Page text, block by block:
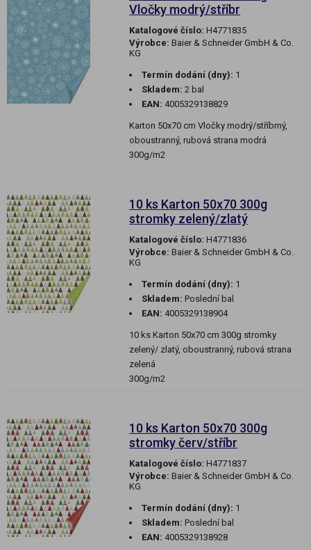
Vločky modrý/stříbr
Katalogové číslo: H4771835
Výrobce: Baier & Schneider GmbH & Co.
KG
Termín dodání (dny): 1
Skladem: 2 bal
EAN: 4005329138829
Karton 50x70 cm Vločky modrý/stříbrný,
oboustranný, rubová strana modrá
300g/m2
10 ks Karton 50x70 300g
stromky zelený/zlatý
Katalogové číslo: H4771836
Výrobce: Baier & Schneider GmbH & Co.
KG
Termín dodání (dny): 1
Skladem: Poslední bal
EAN: 4005329138904
10 ks Karton 50x70 cm 300g stromky
zelený/ zlatý, oboustranný, rubová strana
zelená
300g/m2
10 ks Karton 50x70 300g
stromky červ/stříbr
Katalogové číslo: H4771837
Výrobce: Baier & Schneider GmbH & Co.
KG
Termín dodání (dny): 1
Skladem: Poslední bal
EAN: 4005329138928